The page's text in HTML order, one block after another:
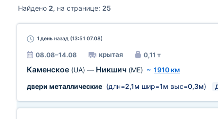
Найдено 2, на странице: 25
1 день назад (13:51 07.08)
08.08–14.08 крытая 0,11 т
Каменское (UA) — Никшич (ME) ~ 1910 км
двери металлические (длн=2,1м шир=1м выс=0,3м)